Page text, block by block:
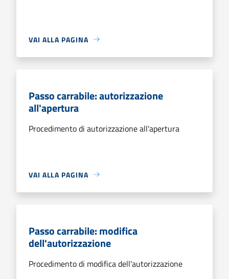
VAI ALLA PAGINA
Passo carrabile: autorizzazione
all'apertura
Procedimento di autorizzazione all'apertura
VAI ALLA PAGINA
Passo carrabile: modifica
dell'autorizzazione
Procedimento di modifica dell'autorizzazione